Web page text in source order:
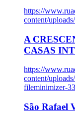
https://
content/
A
CASAS
https://
content/
fileminimizer-
São Rafael